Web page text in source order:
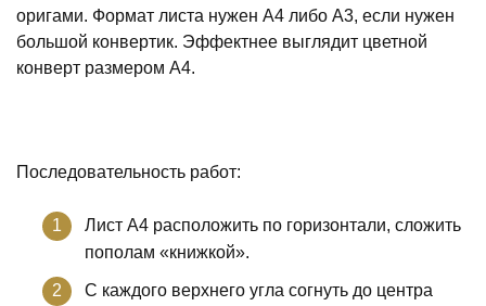
оригами. Формат листа нужен А4 либо А3, если нужен
большой конвертик. Эффектнее выглядит цветной
конверт размером А4.
Последовательность работ:
Лист А4 расположить по горизонтали, сложить
пополам «книжкой».
С каждого верхнего угла согнуть до центра